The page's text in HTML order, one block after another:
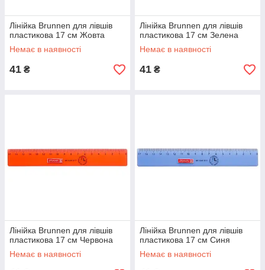
Лінійка Brunnen для лівшів
пластикова 17 см Жовта
Немає в наявності
41 ₴
Лінійка Brunnen для лівшів
пластикова 17 см Зелена
Немає в наявності
41 ₴
Лінійка Brunnen для лівшів
пластикова 17 см Червона
Немає в наявності
Лінійка Brunnen для лівшів
пластикова 17 см Синя
Немає в наявності